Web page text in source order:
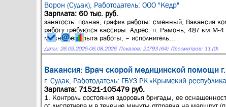
Ворон (Судак), Работодатель: ООО "Кедр"
Зарплата: 60 тыс. руб.
занятость: полная, график работы: сменный, Вакансия
работу требуются кассиры. Адрес: п. Рамонь, 487 км М-
можно без опыта работы, – исполнитель...
Даты: 26.09.2025-06.08.2026 Показов: 21793 (64) Просмотров: 11 (0)
Вакансия: Врач скорой медицинской помощи
г. Судак, Работодатель: ГБУЗ РК «Крымский
Зарплата: 71521-105479 руб.
1. Контроль состояния здоровья бригады, ее